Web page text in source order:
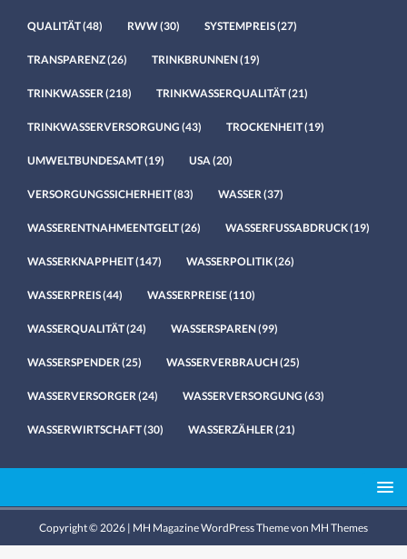
QUALITÄT(48) RWW(30) SYSTEMPREIS(27)
TRANSPARENZ(26) TRINKBRUNNEN(19)
TRINKWASSER (218) TRINKWASSERQUALITÄT(21)
TRINKWASSERVERSORGUNG (43) TROCKENHEIT(19)
UMWELTBUNDESAMT(19) USA (20)
VERSORGUNGSSICHERHEIT(83) WASSER (37)
WASSERENTNAHMEENTGELT(26) WASSERFUSSABDRUCK(19)
WASSERKNAPPHEIT(147) WASSERPOLITIK(26)
WASSERPREIS(44) WASSERPREISE(110)
WASSERQUALITÄT(24) WASSERSPAREN(99)
WASSERSPENDER (25) WASSERVERBRAUCH(25)
WASSERVERSORGER (24) WASSERVERSORGUNG (63)
WASSERWIRTSCHAFT(30) WASSERZÄHLER (21)
Copyright © 2026 | MH Magazine WordPress Theme von MH Themes